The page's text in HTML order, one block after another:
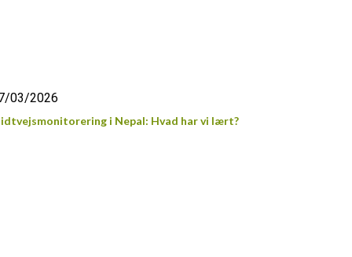
03/2026
i Nepal: Hvad har vi lært?